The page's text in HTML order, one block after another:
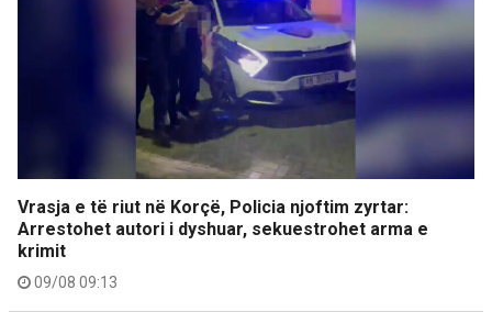
Vrasja e të riut në Korçë, Policia njoftim zyrtar:
Arrestohet autori i dyshuar, sekuestrohet arma e
krimit
09/08 09:13